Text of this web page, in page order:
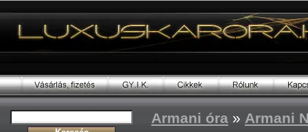
Armani óra » Armani